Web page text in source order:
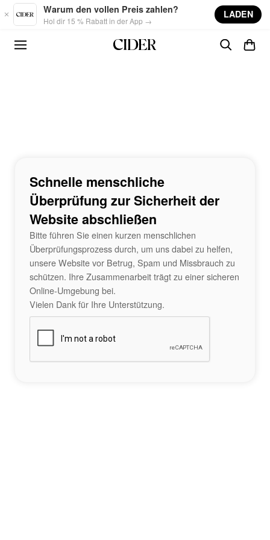
Skip to main content
Warum den vollen Preis zahlen?
Hol dir 15 % Rabatt in der App →
LADEN
Schnelle menschliche
Überprüfung zur Sicherheit der
Website abschließen
Bitte führen Sie einen kurzen menschlichen
Überprüfungsprozess durch, um uns dabei zu helfen,
unsere Website vor Betrug, Spam und Missbrauch zu
schützen. Ihre Zusammenarbeit trägt zu einer sicheren
Online-Umgebung bei.
Vielen Dank für Ihre Unterstützung.